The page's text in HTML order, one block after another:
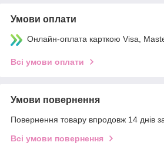
Умови оплати
Онлайн-оплата карткою Visa,
Всі умови оплати
Умови повернення
Повернення товару впродовж 14 днів
Всі умови повернення